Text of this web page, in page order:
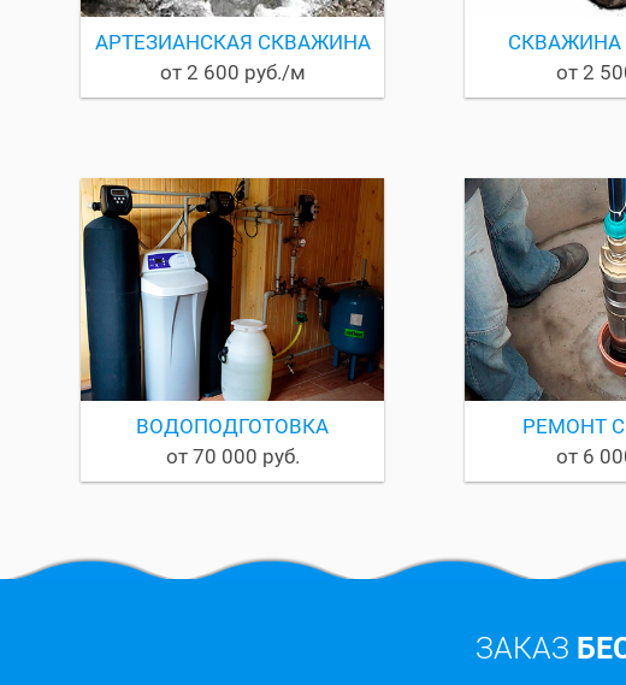
АРТЕЗИАНСКАЯ СКВАЖИНА
от 2 600 руб./м
СКВАЖИНА
от 2
ВОДОПОДГОТОВКА
от 70 000 руб.
РЕМОНТ
от 6
ЗАКАЗ